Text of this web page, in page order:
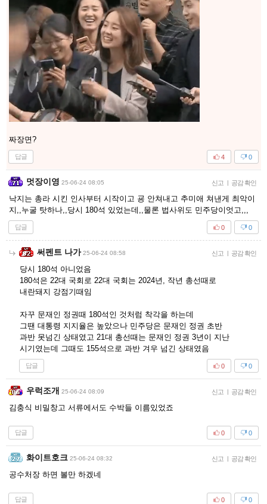
짜장면?
답글 0
4
멋장이영 25-06-24 08:05 신고 | 공감 확인
낙지는 총라 시킨 인사부터 시작이고 굥 안쳐내고 추미애 쳐낸게 최악이
지,,누굴 탓하나,,당시 180석 있었는데,,물론 법사위도 민주당이엇고,,,
답글 0
0
써펜트 나가 25-06-24 08:58 신고 | 공감 확인
당시 180석 아니었음
180석은 22대 국회로 22대 국회는 2024년, 작년 총선때로
내란돼지 강점기때임
자꾸 문재인 정권때 180석인 것처럼 착각을 하는데
그땐 대통령 지지율은 높았으나 민주당은 문재인 정권 초반
과반 못넘긴 상태였고 21대 총선때는 문재인 정권 3년이 지난
시기였는데 그때도 155석으로 과반 겨우 넘긴 상태였음
답글 0
0
우럭조개 25-06-24 08:09 신고 | 공감 확인
김충식 비밀창고 서류에서도 수박들 이름있었죠
답글 0
0
화이트호크 25-06-24 08:32 신고 | 공감 확인
공수처장 하면 볼만 하겠네
답글 0
0